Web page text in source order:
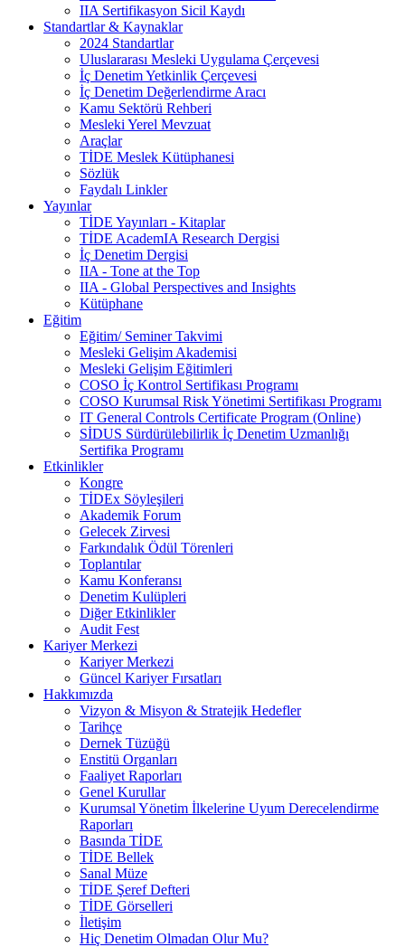
IIA Sertifikasyon Sicil Kaydı
Standartlar & Kaynaklar
2024 Standartlar
Uluslararası Mesleki Uygulama Çerçevesi
İç Denetim Yetkinlik Çerçevesi
İç Denetim Değerlendirme Aracı
Kamu Sektörü Rehberi
Mesleki Yerel Mevzuat
Araçlar
TİDE Meslek Kütüphanesi
Sözlük
Faydalı Linkler
Yayınlar
TİDE Yayınları - Kitaplar
TİDE AcademIA Research Dergisi
İç Denetim Dergisi
IIA - Tone at the Top
IIA - Global Perspectives and Insights
Kütüphane
Eğitim
Eğitim/ Seminer Takvimi
Mesleki Gelişim Akademisi
Mesleki Gelişim Eğitimleri
COSO İç Kontrol Sertifikası Programı
COSO Kurumsal Risk Yönetimi Sertifikası Programı
IT General Controls Certificate Program (Online)
SİDUS Sürdürülebilirlik İç Denetim Uzmanlığı
Sertifika Programı
Etkinlikler
Kongre
TİDEx Söyleşileri
Akademik Forum
Gelecek Zirvesi
Farkındalık Ödül Törenleri
Toplantılar
Kamu Konferansı
Denetim Kulüpleri
Diğer Etkinlikler
Audit Fest
Kariyer Merkezi
Kariyer Merkezi
Güncel Kariyer Fırsatları
Hakkımızda
Vizyon & Misyon & Stratejik Hedefler
Tarihçe
Dernek Tüzüğü
Enstitü Organları
Faaliyet Raporları
Genel Kurullar
Kurumsal Yönetim İlkelerine Uyum Derecelendirme
Raporları
Basında TİDE
TİDE Bellek
Sanal Müze
TİDE Şeref Defteri
TİDE Görselleri
İletişim
Hiç Denetim Olmadan Olur Mu?